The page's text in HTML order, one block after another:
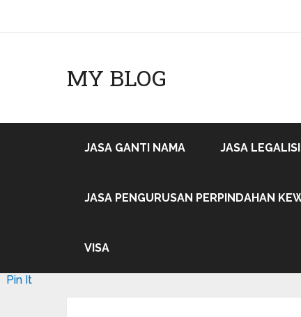
MY BLOG
JASA GANTI NAMA JASA
JASA PENGURUSAN PERPINDAHAN
VISA
Pin It